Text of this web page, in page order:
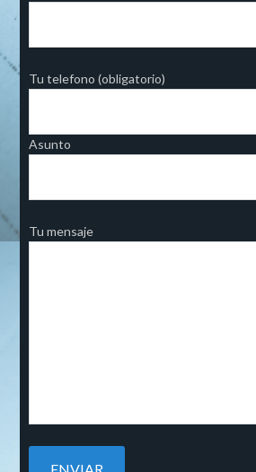
Tu telefono (obligatorio)
Asunto
Tu mensaje